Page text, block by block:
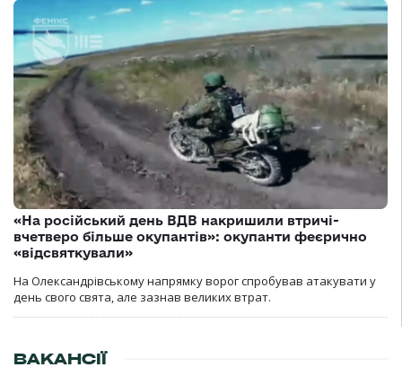
«На російський день ВДВ накришили втричі-
вчетверо більше окупантів»: окупанти феєрично
«відсвяткували»
На Олександрівському напрямку ворог спробував атакувати у
день свого свята, але зазнав великих втрат.
ВАКАНСІЇ